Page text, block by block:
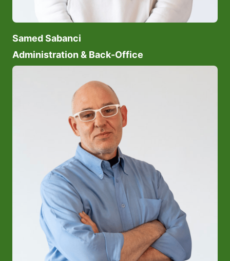
Samed Sabanci
Administration & Back-Office